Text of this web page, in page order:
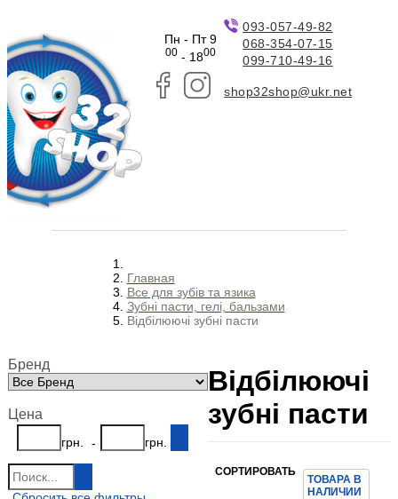
Пн - Пт 9
00- 1800
093-057-49-82
068-354-07-15
099-710-49-16
shop32shop@ukr.net
Главная
Все для зубів та язика
Зубні пасти, гелі, бальзами
Відбілюючі зубні пасти
Бренд
Цена
грн. - грн.
Відбілюючі
зубні пасти
СОРТИРОВАТЬ
ТОВАРА В
НАЛИЧИИ